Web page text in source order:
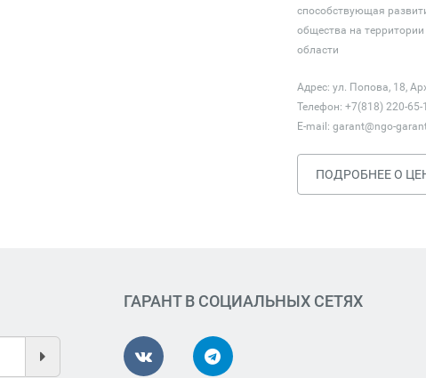
способствующая
общества на территории
области
Адрес: ул. Попова, 18,
Телефон: +7(818) 220-65-
E-mail: garant@ngo-
ПОДРОБНЕЕ О
ГАРАНТ В СОЦИАЛЬНЫХ СЕТЯХ